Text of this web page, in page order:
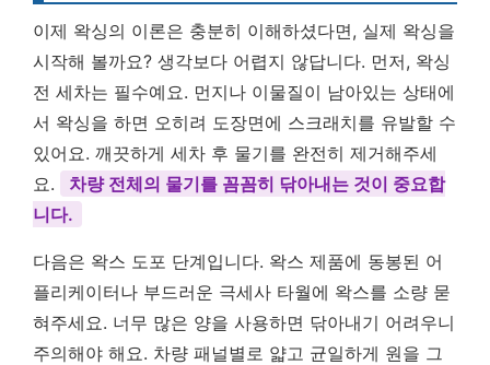
이제 왁싱의 이론은 충분히 이해하셨다면, 실제 왁싱을
시작해 볼까요? 생각보다 어렵지 않답니다. 먼저, 왁싱
전 세차는 필수예요. 먼지나 이물질이 남아있는 상태에
서 왁싱을 하면 오히려 도장면에 스크래치를 유발할 수
있어요. 깨끗하게 세차 후 물기를 완전히 제거해주세
요.
차량 전체의 물기를 꼼꼼히 닦아내는 것이 중요합
니다.
다음은 왁스 도포 단계입니다. 왁스 제품에 동봉된 어
플리케이터나 부드러운 극세사 타월에 왁스를 소량 묻
혀주세요. 너무 많은 양을 사용하면 닦아내기 어려우니
주의해야 해요. 차량 패널별로 얇고 균일하게 원을 그